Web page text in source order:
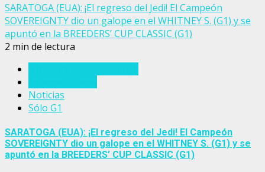
SARATOGA (EUA): ¡El regreso del Jedi! El Campeón
SOVEREIGNTY dio un galope en el WHITNEY S. (G1) y se
apuntó en la BREEDERS’ CUP CLASSIC (G1)
2 min de lectura
Noticias
Sólo G1
SARATOGA (EUA): ¡El regreso del Jedi! El Campeón
SOVEREIGNTY dio un galope en el WHITNEY S. (G1) y se
apuntó en la BREEDERS’ CUP CLASSIC (G1)